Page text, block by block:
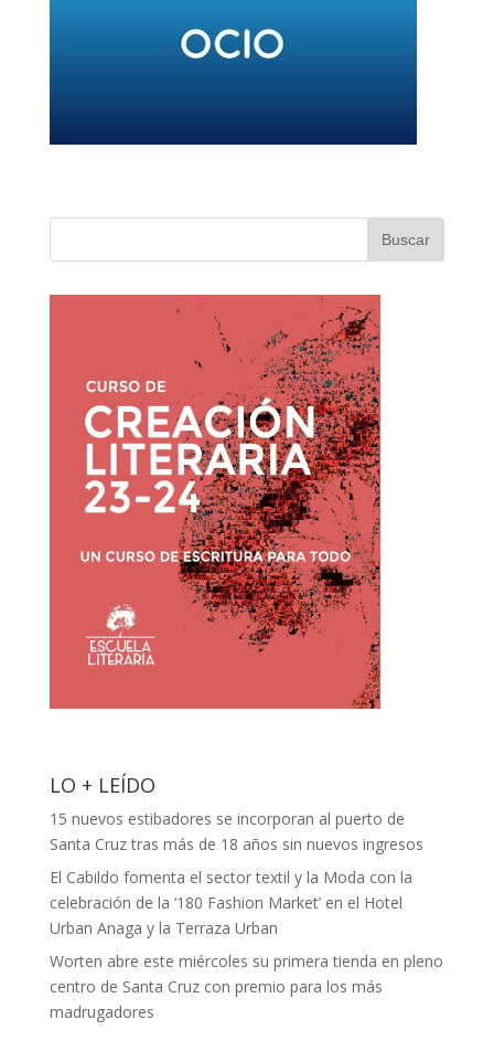
LO + LEÍDO
15 nuevos estibadores se incorporan al puerto de
Santa Cruz tras más de 18 años sin nuevos ingresos
El Cabildo fomenta el sector textil y la Moda con la
celebración de la ‘180 Fashion Market’ en el Hotel
Urban Anaga y la Terraza Urban
Worten abre este miércoles su primera tienda en pleno
centro de Santa Cruz con premio para los más
madrugadores